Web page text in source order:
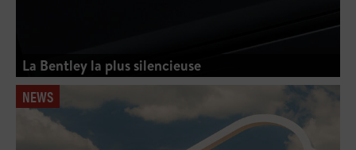
La Bentley la plus silencieuse
NEWS